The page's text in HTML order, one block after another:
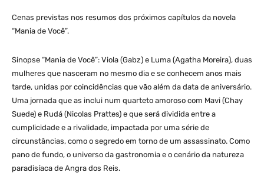
Cenas previstas nos resumos dos próximos capítulos da novela
“Mania de Você”.
Sinopse “Mania de Você”: Viola (Gabz) e Luma (Agatha Moreira), duas
mulheres que nasceram no mesmo dia e se conhecem anos mais
tarde, unidas por coincidências que vão além da data de aniversário.
Uma jornada que as inclui num quarteto amoroso com Mavi (Chay
Suede) e Rudá (Nicolas Prattes) e que será dividida entre a
cumplicidade e a rivalidade, impactada por uma série de
circunstâncias, como o segredo em torno de um assassinato. Como
pano de fundo, o universo da gastronomia e o cenário da natureza
paradisíaca de Angra dos Reis.